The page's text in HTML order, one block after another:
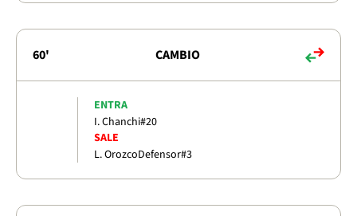
60' CAMBIO
ENTRA
I. Chanchi#20
SALE
L. OrozcoDefensor#3